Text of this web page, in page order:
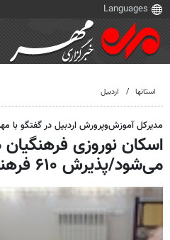
استانها اردبیل
مدیرکل آموزش‌وپرورش اردبیل در گفتگو با
اسکان نوروزی فرهنگیان
می‌شود/پذیرش ۶۱۰ فرهنگی